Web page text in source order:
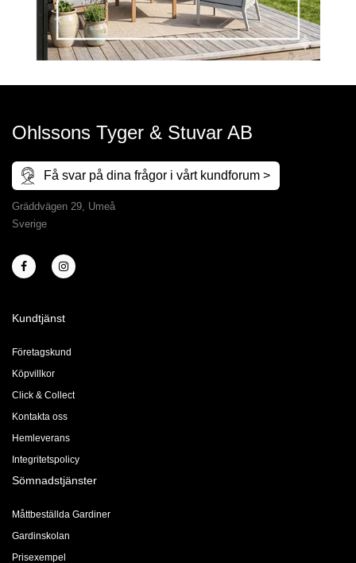
Ohlssons Tyger & Stuvar AB
Få svar på dina frågor i vårt kundforum >
Gräddvägen 29, Umeå
Sverige
Kundtjänst
Företagskund
Köpvillkor
Click & Collect
Kontakta oss
Hemleverans
Integritetspolicy
Sömnadstjänster
Måttbeställda Gardiner
Gardinskolan
Prisexempel